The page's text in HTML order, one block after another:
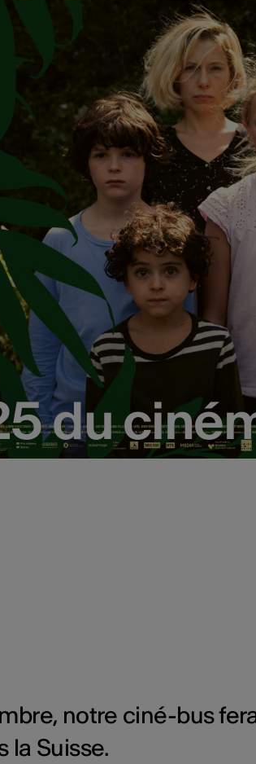
du
du
notre ciné-bus
la Suisse.